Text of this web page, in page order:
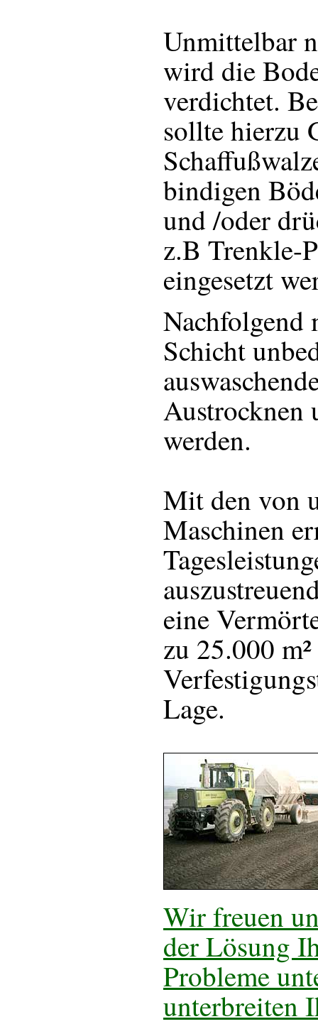
Unmittelbar
wird die
verdichtet.
sollte hierzu
bindigen
und /oder
z.B Trenkle-
eingesetzt
Nachfolgend
Schicht
Austrocknen
werden.
Mit den von
Maschinen
eine
zu 25.000
Lage.
Wir freuen
der Lösung
Probleme
unterbreiten